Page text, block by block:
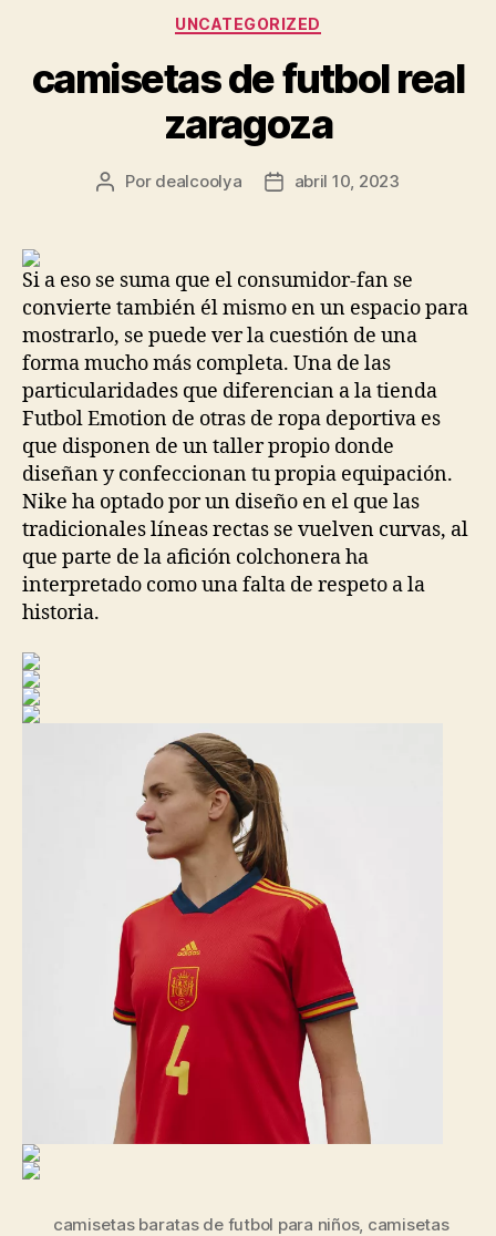
Categorías
UNCATEGORIZED
camisetas de futbol real
zaragoza
Autor
Por dealcoolya
Fechaabril 10, 2023
Si a eso se suma que el consumidor-fan se
convierte también él mismo en un espacio para
mostrarlo, se puede ver la cuestión de una
forma mucho más completa. Una de las
particularidades que diferencian a la tienda
Futbol Emotion de otras de ropa deportiva es
que disponen de un taller propio donde
diseñan y confeccionan tu propia equipación.
Nike ha optado por un diseño en el que las
tradicionales líneas rectas se vuelven curvas, al
que parte de la afición colchonera ha
interpretado como una falta de respeto a la
historia.
camisetas baratas de futbol para niños, camisetas